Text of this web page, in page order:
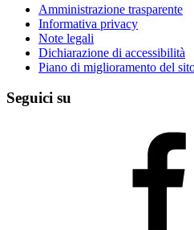
Amministrazione trasparente
Informativa privacy
Note legali
Dichiarazione di accessibilità
Piano di miglioramento del
Seguici su